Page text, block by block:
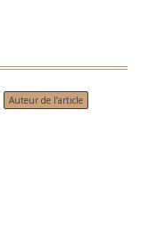
Auteur de l’article